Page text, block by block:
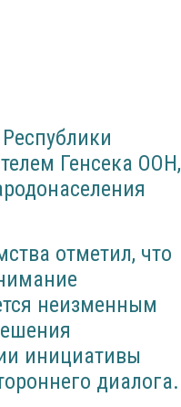
Генсека ООН,
отметил, что
неизменным
инициативы
диалога.